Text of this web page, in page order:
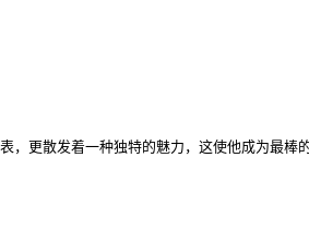
，更散发着一种独特的魅力，这使他成为最棒